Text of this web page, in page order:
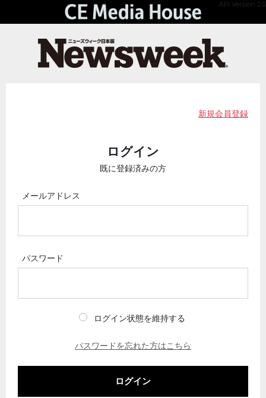
API Version 2.0
新規会員登録
ログイン
既に登録済みの方
メールアドレス
パスワード
ログイン状態を維持する
パスワードを忘れた方はこちら
ログイン